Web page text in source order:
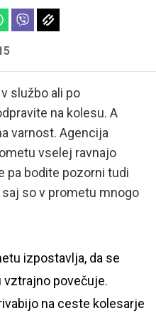
službo ali po
na kolesu. A
varnost. Agencija
vselej ravnajo
pa bodite pozorni tudi
so v prometu mnogo
izpostavlja, da se
povečuje.
na ceste kolesarje